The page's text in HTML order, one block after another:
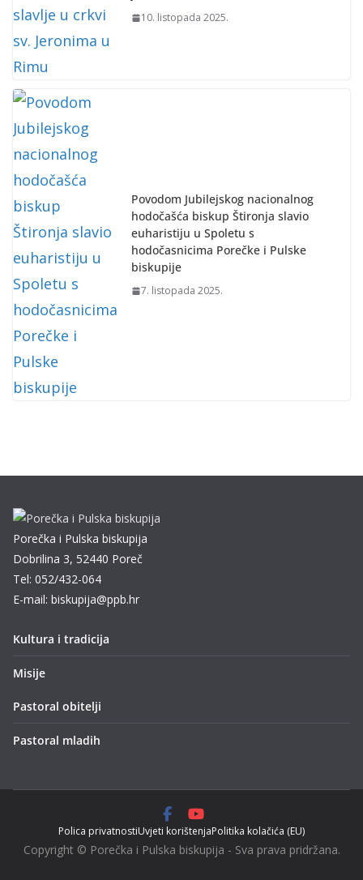
10. listopada 2025.
Povodom Jubilejskog nacionalnog
hodočašća biskup Štironja slavio
euharistiju u Spoletu s
hodočasnicima Porečke i Pulske
biskupije
7. listopada 2025.
Porečka i Pulska biskupija
Dobrilina 3, 52440 Poreč
Tel: 052/432-064
E-mail: biskupija@ppb.hr
Kultura i tradicija
Misije
Pastoral obitelji
Pastoral mladih
Polica privatnostiUvjeti korištenjaPolitika kolačića (EU)
Copyright © Porečka i Pulska biskupija - Sva prava pridržana.